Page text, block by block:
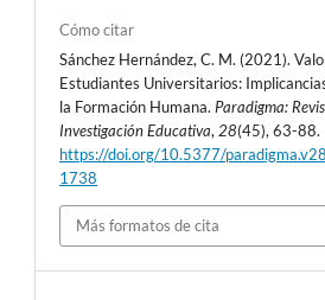
Cómo citar
Sánchez Hernández, C. M. (2021).
Estudiantes Universitarios:
la Formación Humana. Paradigma:
Investigación Educativa, 28(45), 63-88.
https://doi.org/10.5377/
1738
Más formatos de cita